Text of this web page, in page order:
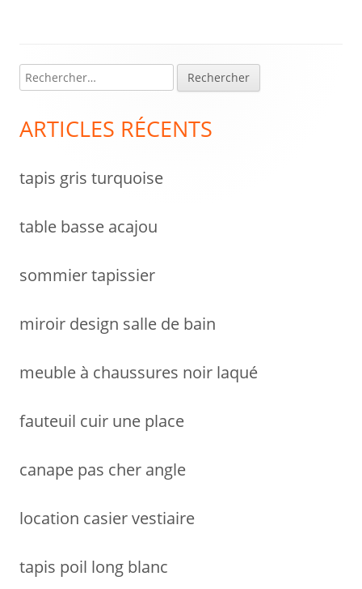
Colonne
latérale
e
h
r
e
ARTICLES RÉCENTS
tapis gris turquoise
table basse acajou
sommier tapissier
miroir design salle de bain
meuble à chaussures noir laqué
fauteuil cuir une place
canape pas cher angle
location casier vestiaire
tapis poil long blanc